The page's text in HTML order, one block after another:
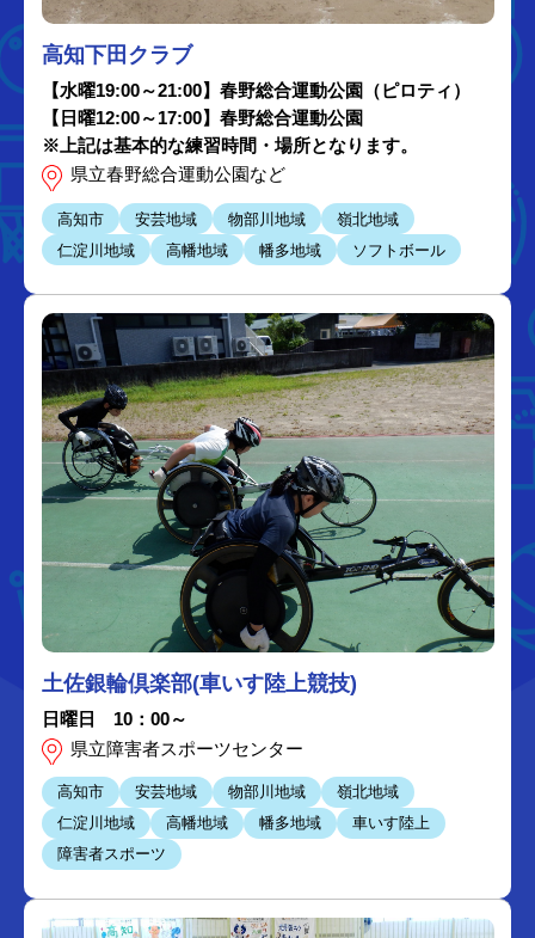
高知下田クラブ
【水曜19:00～21:00】春野総合運動公園（ピロティ）
【日曜12:00～17:00】春野総合運動公園
※上記は基本的な練習時間・場所となります。
県立春野総合運動公園など
高知市 安芸地域 物部川地域
嶺北地域
仁淀川地域
高幡地域 幡多地域 ソフトボール
土佐銀輪倶楽部(車いす陸上競技)
日曜日 10：00～
県立障害者スポーツセンター
高知市 安芸地域 物部川地域
嶺北地域
仁淀川地域
高幡地域 幡多地域
車いす陸上
障害者スポーツ